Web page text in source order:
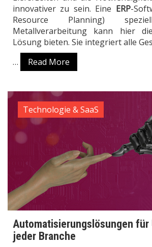
innovativer zu sein. Eine ERP-
Resource Planning)
Metallverarbeitung kann hier
Lösung bieten. Sie integriert alle
…
Read More
Technologie & SaaS
Automatisierungslösungen für
jeder Branche